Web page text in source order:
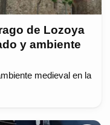
de Lozoya
y ambiente
medieval en la